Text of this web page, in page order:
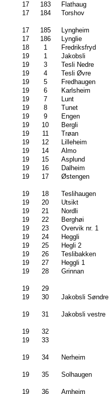
17
183 Flathaug
17
184 Torshov
17 185 Lyngheim
17
186 Lynglie
18
1 Fredriksfryd
19
1 Jakobsli
19
3 Tesli Nedre
19
4 Tesli Øvre
19
5 Fredhaugen
19
6 Karlsheim
19
7 Lunt
19
8 Tunet
19
9 Engen
19
10 Bergli
19
11 Trøan
19
12 Lilleheim
19
14 Almo
19
15 Asplund
19
16 Dalheim
19
17 Østengen
19 18 Teslihaugen
19
20 Utsikt
19
21 Nordli
19
22 Berghøi
19
23 Overvik nr. 1
19
24 Heggli
19
25 Hegli 2
19
26 Teslibakken
19
27 Heggli 1
19
28 Grinnan
19 29
19
30 Jakobsli Søndre
19 31 Jakobsli vestre
19 32
19
33
19 34 Nerheim
19 35 Solhaugen
19 36 Arnheim